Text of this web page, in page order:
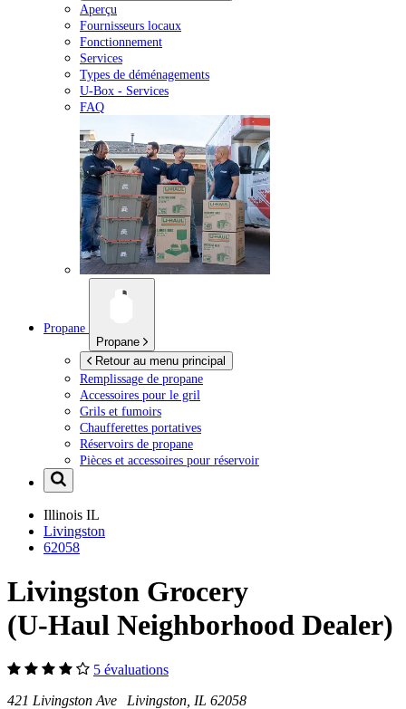
Aperçu
Fournisseurs locaux
Fonctionnement
Services
Types de déménagements
U-Box - Services
FAQ
Propane
Propane
Retour au menu principal
Remplissage de propane
Accessoires pour le gril
Grils et fumoirs
Chaufferettes portatives
Réservoirs de propane
Pièces et accessoires pour réservoir
Illinois IL
Livingston
62058
Livingston Grocery
(U-Haul Neighborhood Dealer)
5 évaluations
421 Livingston Ave Livingston, IL 62058